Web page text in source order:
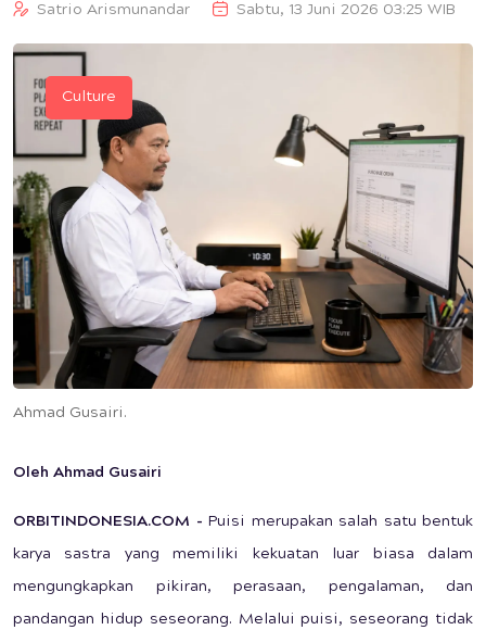
Satrio Arismunandar Sabtu, 13 Juni 2026 03:25 WIB
Ahmad Gusairi.
Culture
Oleh Ahmad Gusairi
ORBITINDONESIA.COM - Puisi merupakan salah satu bentuk
karya sastra yang memiliki kekuatan luar biasa dalam
mengungkapkan pikiran, perasaan, pengalaman, dan
pandangan hidup seseorang. Melalui puisi, seseorang tidak